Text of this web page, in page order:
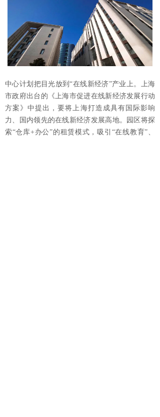
中心计划把目光放到“在线新经济”产业上。上海
市政府出台的《上海市促进在线新经济发展行动
方案》中提出，要将上海打造成具有国际影响
力、国内领先的在线新经济发展高地。园区将探
索“仓库+办公”的租赁模式，吸引“在线教育”、